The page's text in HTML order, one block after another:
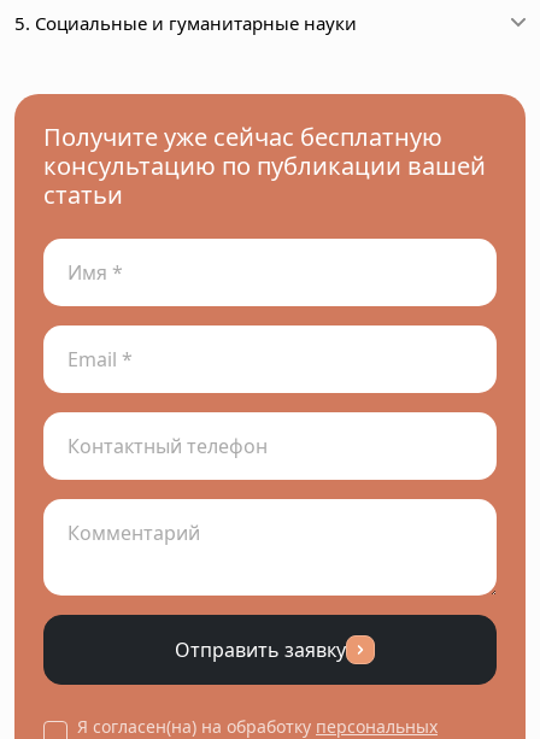
5. Социальные и гуманитарные науки
Получите уже сейчас бесплатную
консультацию по публикации вашей
статьи
Отправить заявку
Я согласен(на) на обработку персональных